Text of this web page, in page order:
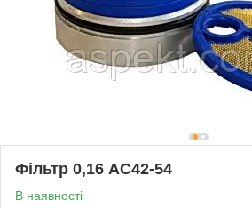
Фільтр 0,16 АС42-54
В наявності